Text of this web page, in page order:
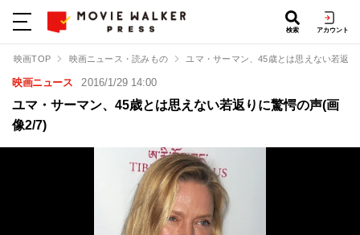
検索 アカウント
映画TOP 映画ニュース・読みもの ユマ・サーマン、45歳とは思えない若返
映画ニュース 2016/1/29 14:00
ユマ・サーマン、45歳とは思えない若返りに驚愕の声(画
像2/7)